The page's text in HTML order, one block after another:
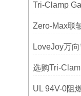
UL 94V-0阻